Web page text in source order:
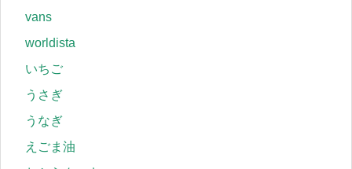
vans
worldista
いちご
うさぎ
うなぎ
えごま油